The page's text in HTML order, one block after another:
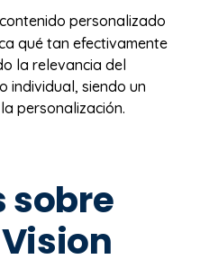
personalizado
qué tan efectivamente
la relevancia del
individual, siendo un
personalización.
sobre